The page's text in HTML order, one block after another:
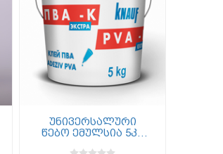
უნივერსალური
წებო ემულსია 5კგ